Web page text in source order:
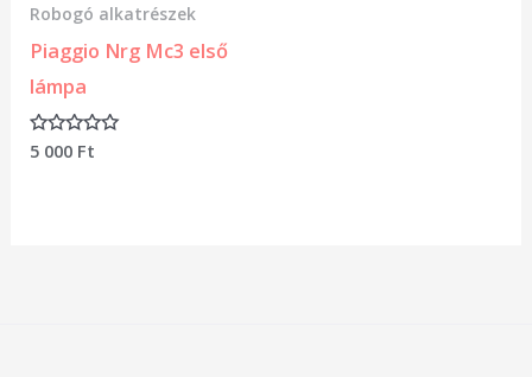
Robogó alkatrészek
Piaggio Nrg Mc3 első
lámpa
Értékelés:
5 000 Ft